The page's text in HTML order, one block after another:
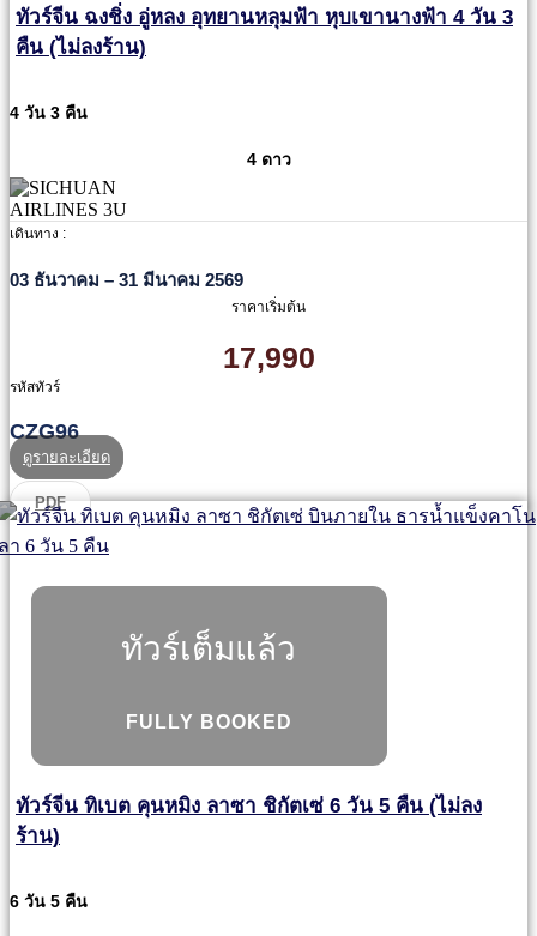
ทัวร์จีน ฉงชิ่ง อู่หลง อุทยานหลุมฟ้า หุบเขานางฟ้า 4 วัน 3
คืน (ไม่ลงร้าน)
4 วัน 3 คืน
4 ดาว
เดินทาง :
03 ธันวาคม – 31 มีนาคม 2569
ราคาเริ่มต้น
17,990
รหัสทัวร์
CZG96
ดูรายละเอียด
PDF
ทัวร์เต็มแล้ว
FULLY BOOKED
ทัวร์จีน ทิเบต คุนหมิง ลาซา ชิกัตเซ่ 6 วัน 5 คืน (ไม่ลง
ร้าน)
6 วัน 5 คืน